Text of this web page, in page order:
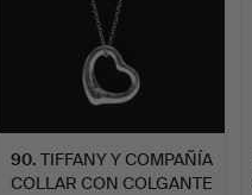
90. TIFFANY Y COMPAÑÍA
COLLAR CON COLGANTE